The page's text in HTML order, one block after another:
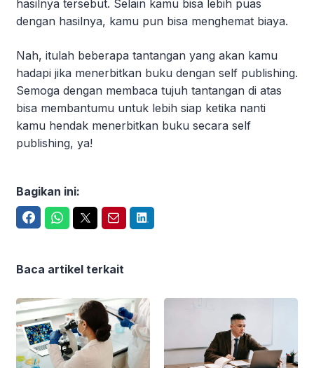
hasilnya tersebut. Selain kamu bisa lebih puas
dengan hasilnya, kamu pun bisa menghemat biaya.
Nah, itulah beberapa tantangan yang akan kamu
hadapi jika menerbitkan buku dengan self publishing.
Semoga dengan membaca tujuh tantangan di atas
bisa membantumu untuk lebih siap ketika nanti
kamu hendak menerbitkan buku secara self
publishing, ya!
Bagikan ini:
Baca artikel terkait